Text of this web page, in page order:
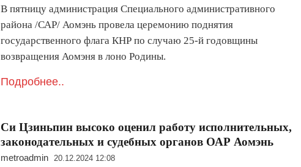
В пятницу администрация Специального административного
района /САР/ Аомэнь провела церемонию поднятия
государственного флага КНР по случаю 25-й годовщины
возвращения Аомэня в лоно Родины.
Подробнее..
Си Цзиньпин высоко оценил работу исполнительных,
законодательных и судебных органов ОАР Аомэнь
metroadmin 20.12.2024 12:08